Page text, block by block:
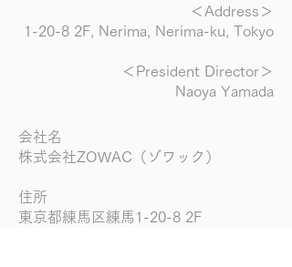
＜Address＞
1-20-8 2F, Nerima, Nerima-ku, Tokyo
＜President Director＞
Naoya Yamada
会社名
株式会社ZOWAC（ゾワック）
住所
東京都練馬区練馬1-20-8 2F